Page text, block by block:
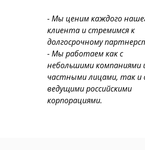
- Мы ценим каждого
клиента и стремимся к
долгосрочному
- Мы работаем как с
небольшими компаниями
частными лицами, так и
ведущими российскими
корпорациями.